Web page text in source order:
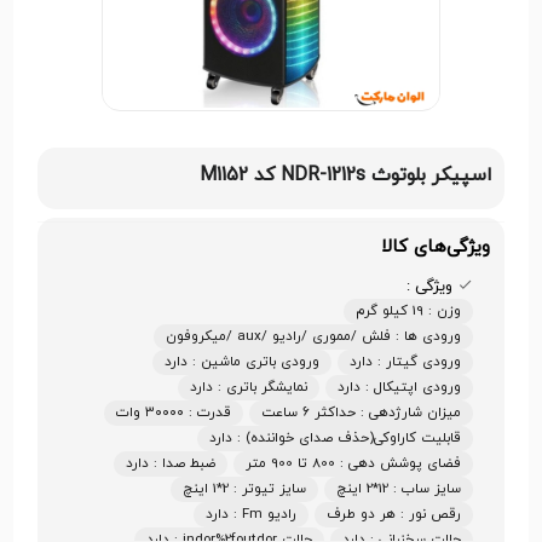
اسپیکر بلوتوث NDR-1212s کد M1152
ویژگی‌های کالا
ویژگی :
وزن : 19 کیلو گرم
ورودی ها : فلش /مموری /رادیو /aux /میکروفون
ورودی گیتار : دارد
ورودی باتری ماشین : دارد
ورودی اپتیکال : دارد
نمایشگر باتری : دارد
میزان شارژدهی : حداکثر ۶ ساعت
قدرت : ۳۰۰۰۰ وات
قابلیت کاراوکی(حذف صدای خواننده) : دارد
فضای پوشش دهی : 800 تا 900 متر
ضبط صدا : دارد
سایز ساب : 12*2 اینچ
سایز تیوتر : 2*1 اینچ
رقص نور : هر دو طرف
رادیو Fm : دارد